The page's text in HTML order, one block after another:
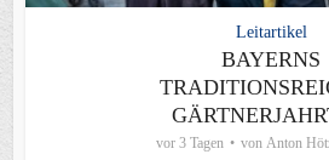
Leitartikel
BAYERNS
vor 3 Tagen von Anton